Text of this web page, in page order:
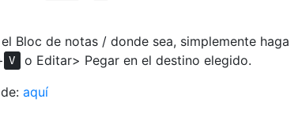
Bloc de notas / donde sea, simplemente haga
V
o Editar> Pegar en el destino elegido.
aquí